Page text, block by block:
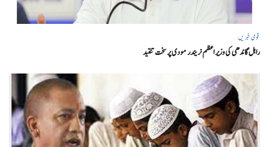
قومی خبریں
راہل گاندھی کی وزیر اعظم نریندر مودی پر سخت تنقید